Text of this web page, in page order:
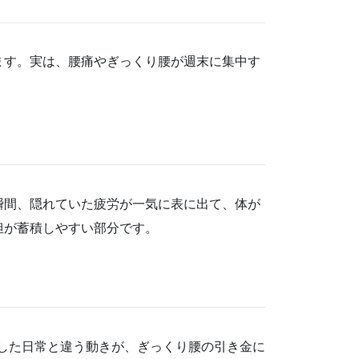
。実は、腰痛やぎっくり腰が週末に集中す
、隠れていた疲労が一気に表に出て、体が
蓄積しやすい部分です。
日常と違う動きが、ぎっくり腰の引き金に